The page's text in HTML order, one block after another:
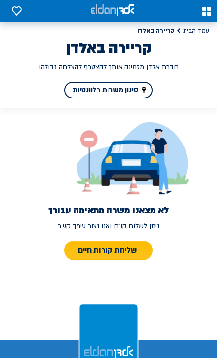
0
0
עמוד הבית קריירה באלדן
קריירה באלדן
חברת אלדן מזמינה אותך להצטרף להצלחה גדולה!
סינון משרות רלוונטיות
לא מצאנו משרה מתאימה עבורך
ניתן לשלוח קו״ח ואנו נצור עימך קשר
שליחת קורות חיים